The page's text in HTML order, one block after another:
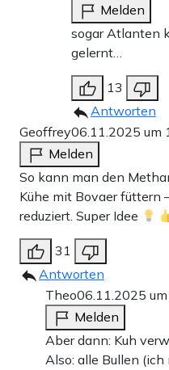
Melden
sogar Atlanten
gelernt…
13
Antworten
Geoffrey06.11.2025 um
Melden
So kann man den
Kühe mit Bovaer füttern
reduziert. Super Idee
31
Antworten
Theo06.11.2025
Melden
Aber dann: Kuh
Also: alle Bullen